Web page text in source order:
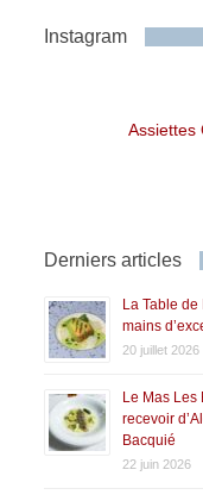
Instagram
Assiettes
Derniers articles
La Table
mains
20 juillet 2026
Le Mas Les
recevoir
Bacquié
22 juin 2026